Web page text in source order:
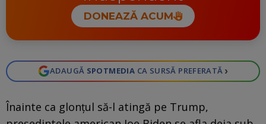
DONEAZĂ ACUM
ADAUGĂ SPOTMEDIA CA SURSĂ PREFERATĂ ›
Înainte ca glonțul să-l atingă pe Trump,